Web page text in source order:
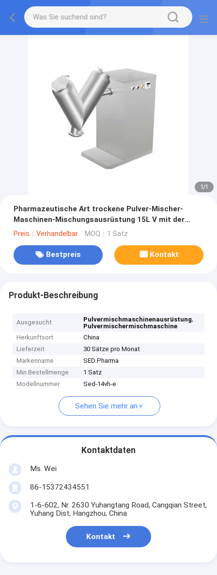
1/1
Pharmazeutische Art trockene Pulver-Mischer-
Maschinen-Mischungsausrüstung 15L V mit der
großen Kapazität
Preis：Verhandelbar MOQ：1 Satz
Bestpreis Kontakt
Produkt-Beschreibung
Ausgesucht Pulvermischmaschinenausrüstung,
Pulvermischermischmaschine
Herkunftsort
China
Lieferzeit
30 Sätze pro Monat
Markenname
SED Pharma
Min Bestellmenge
1 Satz
Modellnummer
Sed-14vh-e
Sehen Sie mehr an
Kontaktdaten
Ms. Wei
86-15372434551
1-6-602, Nr. 2630 Yuhangtang Road, Cangqian Street,
Yuhang Dist, Hangzhou, China
Kontakt